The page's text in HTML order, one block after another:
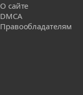
О сайте
DMCA
Правообладателям